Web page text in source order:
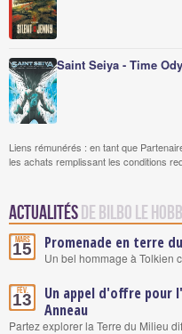
Saint Seiya - Time
Liens rémunérés : en tant que
les achats remplissant les conditions
Actualités de Bilbo le
Mars
15 Promenade en terre
Un bel hommage à Tolkien
Fév.
13
Un appel d'offre pour
Anneau
Partez explorer la Terre du Milieu